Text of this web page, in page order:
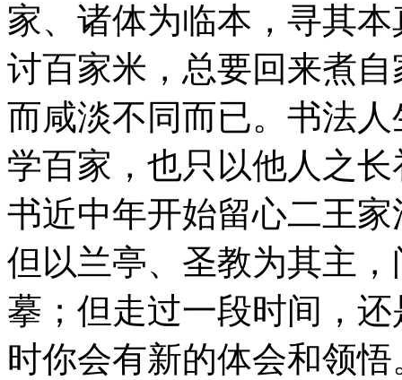
家、诸体为临本，寻其
讨百家米，总要回来煮
而咸淡不同而已。书法
学百家，也只以他人之
书近中年开始留心二王
但以兰亭、圣教为其主
摹；但走过一段时间，
时你会有新的体会和领